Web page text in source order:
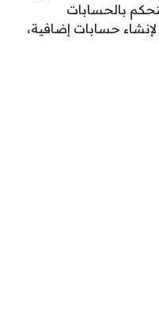
بالحسابات
حسابات إضافية،